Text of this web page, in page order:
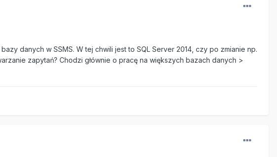
danych w SSMS. W tej chwili jest to SQL Server 2014, czy po zmianie np.
zapytań? Chodzi głównie o pracę na większych bazach danych >